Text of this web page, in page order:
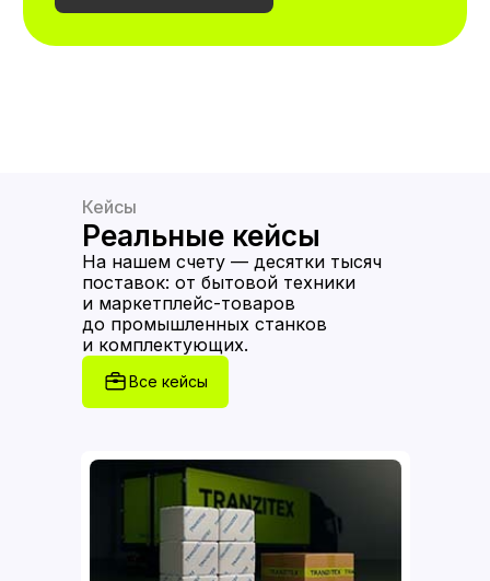
Кейсы
Реальные кейсы
На нашем счету — десятки тысяч
поставок: от бытовой техники
и маркетплейс-товаров
до промышленных станков
и комплектующих.
Все кейсы